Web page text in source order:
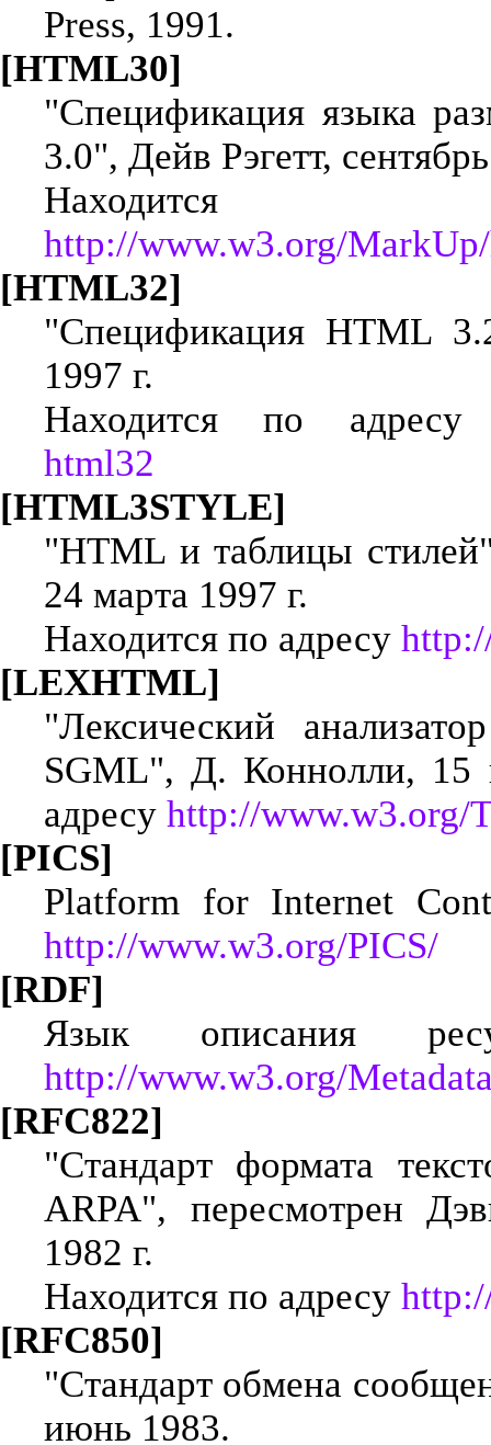
Press, 1991.
[HTML30]
"Спецификация языка
3.0", Дейв Рэгетт,
http://www.w3.org/
[HTML32]
"Спецификация HTML
1997 г.
Находится по
html32
[HTML3STYLE]
"HTML и таблицы
24 марта 1997 г.
Находится по адресу
[LEXHTML]
"Лексический
SGML", Д. Коннолли, 15
адресу http://www.w3.org/
[PICS]
Platform for Internet
http://www.w3.org/PICS/
[RDF]
Язык описания
http://www.w3.org/
[RFC822]
"Стандарт формата
ARPA", пересмотрен
1982 г.
Находится по адресу
[RFC850]
"Стандарт обмена
июнь 1983.